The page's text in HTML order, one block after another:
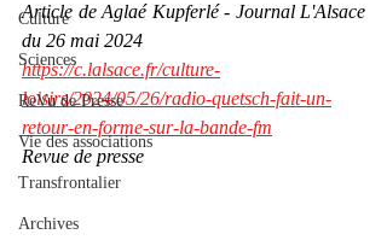
Culture
Sciences
ReVu de Presse
Vie des associations
Transfrontalier
Archives
Article de Aglaé Kupferlé - Journal L'Alsace
du 26 mai 2024
https://c.lalsace.fr/culture-
loisirs/2024/05/26/radio-quetsch-fait-un-
retour-en-forme-sur-la-bande-fm
Revue de presse